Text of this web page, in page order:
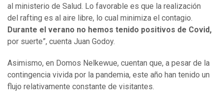
al ministerio de Salud. Lo favorable es que la realización
del rafting es al aire libre, lo cual minimiza el contagio.
Durante el verano no hemos tenido positivos de Covid,
por suerte”, cuenta Juan Godoy.
Asimismo, en Domos Nelkewue, cuentan que, a pesar de la
contingencia vivida por la pandemia, este año han tenido un
flujo relativamente constante de visitantes.